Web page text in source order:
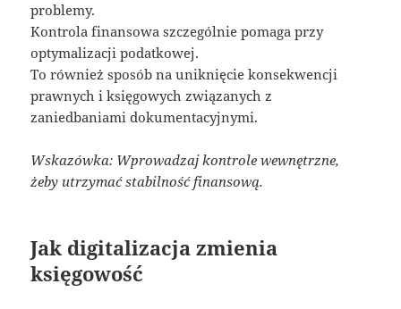
problemy.
Kontrola finansowa szczególnie pomaga przy
optymalizacji podatkowej.
To również sposób na uniknięcie konsekwencji
prawnych i księgowych związanych z
zaniedbaniami dokumentacyjnymi.
Wskazówka: Wprowadzaj kontrole wewnętrzne,
żeby utrzymać stabilność finansową.
Jak digitalizacja zmienia
księgowość